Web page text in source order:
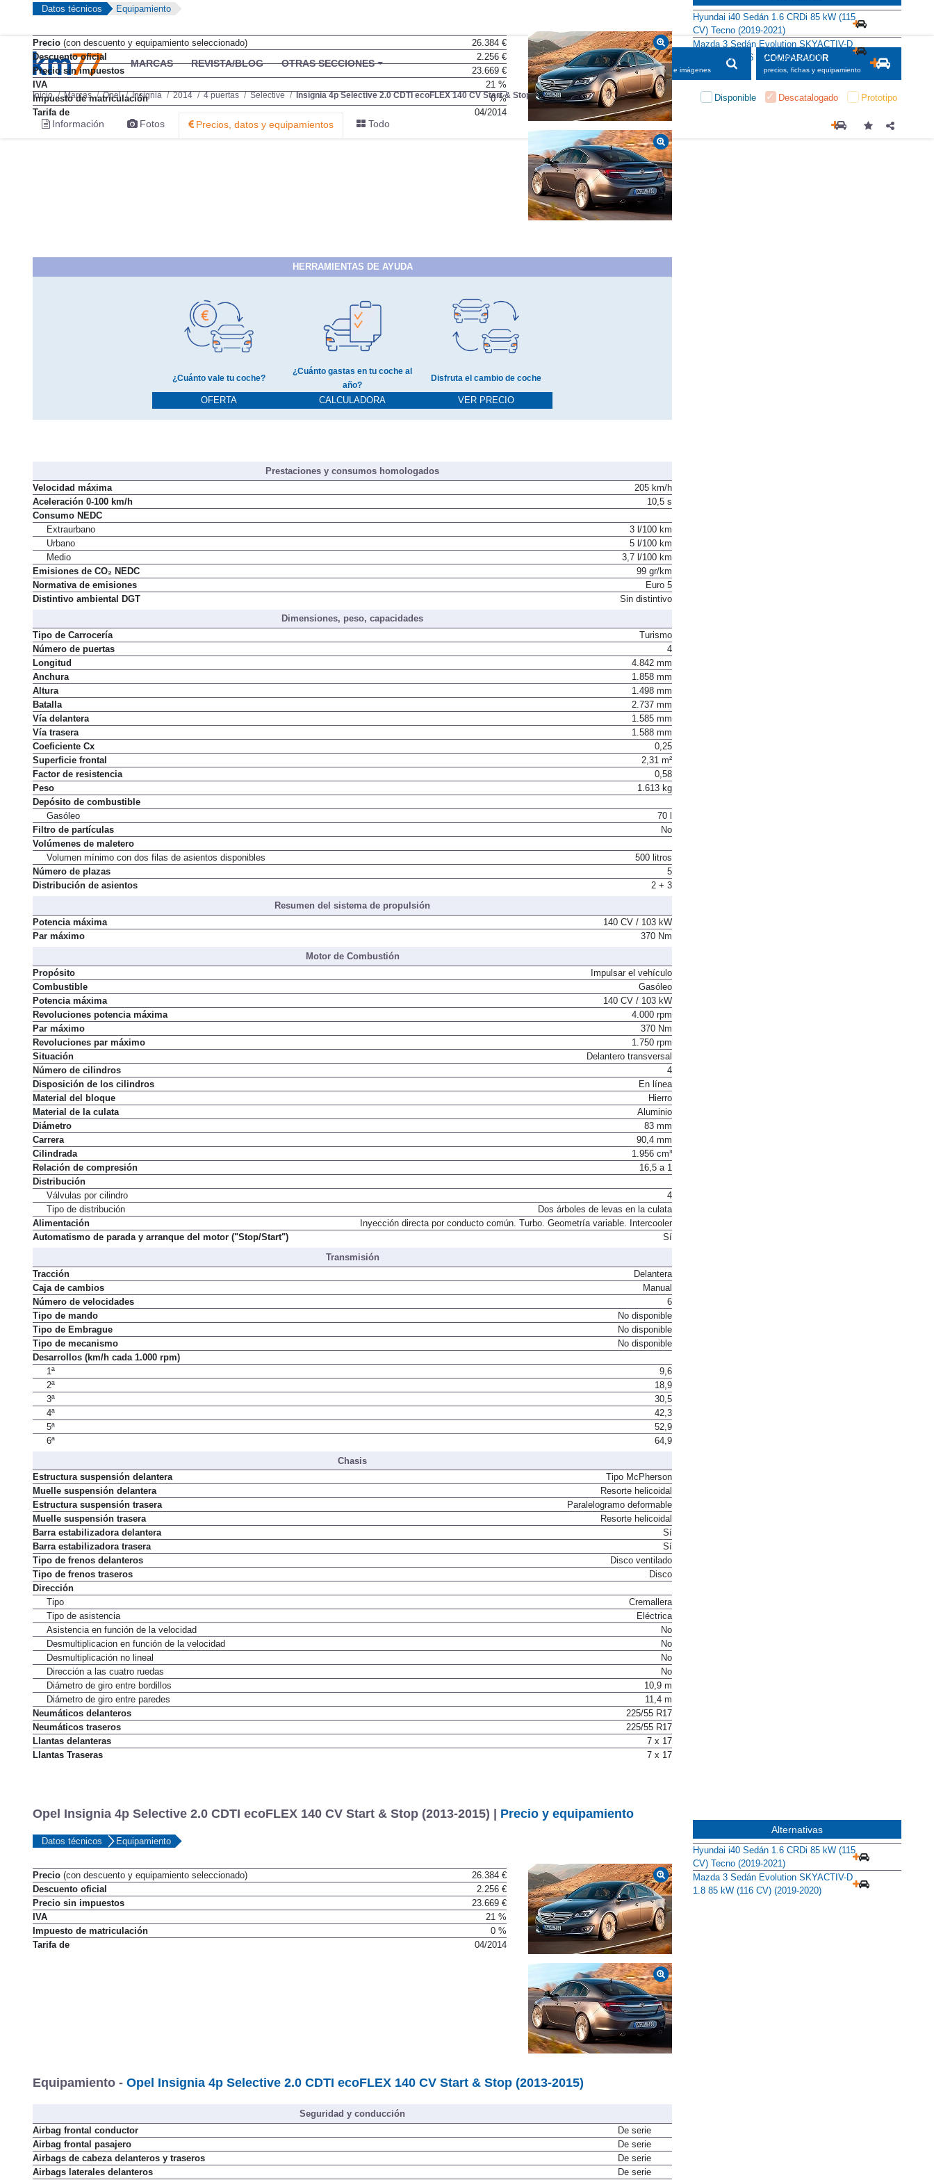
MARCAS REVISTA/BLOG OTRAS SECCIONES BUSCADOR
informaciones, fichas e imágenes
COMPARADOR
precios, fichas y equipamiento
Inicio Marcas Opel Insignia 2014 4 puertas Selective Insignia 4p Selective 2.0 CDTI ecoFLEX 140 CV Start & Stop Disponible Descatalogado Prototipo
Información Fotos Precios, datos y equipamientos Todo
Datos técnicos Equipamiento
Precio (con descuento y equipamiento seleccionado)
26.384 €
Descuento oficial
2.256 €
Precio sin impuestos
23.669 €
IVA
21 %
Impuesto de matriculación
0 %
Tarifa de
04/2014
HERRAMIENTAS DE AYUDA
¿Cuánto vale tu coche?
OFERTA
¿Cuánto gastas en tu coche al
año?
CALCULADORA
Disfruta el cambio de coche
VER PRECIO
Prestaciones y consumos homologados
Velocidad máxima
205 km/h
Aceleración 0-100 km/h
10,5 s
Consumo NEDC
Extraurbano
3 l/100 km
Urbano
5 l/100 km
Medio
3,7 l/100 km
Emisiones de CO₂ NEDC
99 gr/km
Normativa de emisiones
Euro 5
Distintivo ambiental DGT
Sin distintivo
Dimensiones, peso, capacidades
Tipo de Carrocería
Turismo
Número de puertas
4
Longitud
4.842 mm
Anchura
1.858 mm
Altura
1.498 mm
Batalla
2.737 mm
Vía delantera
1.585 mm
Vía trasera
1.588 mm
Coeficiente Cx
0,25
Superficie frontal
2,31 m²
Factor de resistencia
0,58
Peso
1.613 kg
Depósito de combustible
Gasóleo
70 l
Filtro de partículas
No
Volúmenes de maletero
Volumen mínimo con dos filas de asientos disponibles
500 litros
Número de plazas
5
Distribución de asientos
2 + 3
Resumen del sistema de propulsión
Potencia máxima
140 CV / 103 kW
Par máximo
370 Nm
Motor de Combustión
Propósito
Impulsar el vehículo
Combustible
Gasóleo
Potencia máxima
140 CV / 103 kW
Revoluciones potencia máxima
4.000 rpm
Par máximo
370 Nm
Revoluciones par máximo
1.750 rpm
Situación
Delantero transversal
Número de cilindros
4
Disposición de los cilindros
En línea
Material del bloque
Hierro
Material de la culata
Aluminio
Diámetro
83 mm
Carrera
90,4 mm
Cilindrada
1.956 cm³
Relación de compresión
16,5 a 1
Distribución
Válvulas por cilindro
4
Tipo de distribución
Dos árboles de levas en la culata
Alimentación
Inyección directa por conducto común. Turbo. Geometría variable. Intercooler
Automatismo de parada y arranque del motor ("Stop/Start")
Sí
Transmisión
Tracción
Delantera
Caja de cambios
Manual
Número de velocidades
6
Tipo de mando
No disponible
Tipo de Embrague
No disponible
Tipo de mecanismo
No disponible
Desarrollos (km/h cada 1.000 rpm)
1ª
9,6
2ª
18,9
3ª
30,5
4ª
42,3
5ª
52,9
6ª
64,9
Chasis
Estructura suspensión delantera
Tipo McPherson
Muelle suspensión delantera
Resorte helicoidal
Estructura suspensión trasera
Paralelogramo deformable
Muelle suspensión trasera
Resorte helicoidal
Barra estabilizadora delantera
Sí
Barra estabilizadora trasera
Sí
Tipo de frenos delanteros
Disco ventilado
Tipo de frenos traseros
Disco
Dirección
Tipo
Cremallera
Tipo de asistencia
Eléctrica
Asistencia en función de la velocidad
No
Desmultiplicacion en función de la velocidad
No
Desmultiplicación no lineal
No
Dirección a las cuatro ruedas
No
Diámetro de giro entre bordillos
10,9 m
Diámetro de giro entre paredes
11,4 m
Neumáticos delanteros
225/55 R17
Neumáticos traseros
225/55 R17
Llantas delanteras
7 x 17
Llantas Traseras
7 x 17
Hyundai i40 Sedán 1.6 CRDi 85 kW (115
CV) Tecno (2019-2021)
Mazda 3 Sedán Evolution SKYACTIV-D
1.8 85 kW (116 CV) (2019-2020)
Opel Insignia 4p Selective 2.0 CDTI ecoFLEX 140 CV Start & Stop (2013-2015) | Precio y equipamiento
Datos técnicos Equipamiento
Precio (con descuento y equipamiento seleccionado)
26.384 €
Descuento oficial
2.256 €
Precio sin impuestos
23.669 €
IVA
21 %
Impuesto de matriculación
0 %
Tarifa de
04/2014
Equipamiento - Opel Insignia 4p Selective 2.0 CDTI ecoFLEX 140 CV Start & Stop (2013-2015)
Seguridad y conducción
Airbag frontal conductor
De serie
Airbag frontal pasajero
De serie
Airbags de cabeza delanteros y traseros
De serie
Airbags laterales delanteros
De serie
Alternativas
Hyundai i40 Sedán 1.6 CRDi 85 kW (115
CV) Tecno (2019-2021)
Mazda 3 Sedán Evolution SKYACTIV-D
1.8 85 kW (116 CV) (2019-2020)